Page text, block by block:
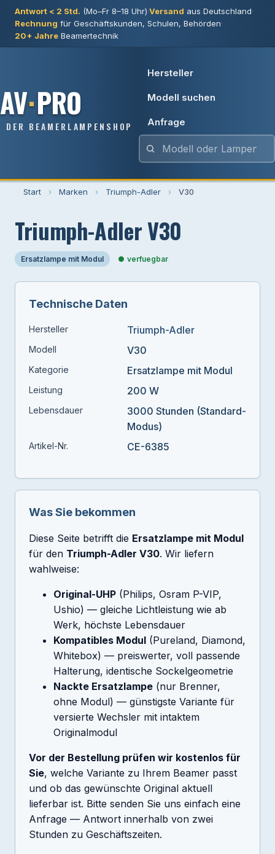
Antwort < 2 Std. (Mo–Fr 8–18 Uhr)·Versand aus Deutschland·
Rechnung für Geschäftskunden, Schulen, Behörden·
20+ Jahre Beamertechnik
AV·PRO
DER BEAMERLAMPENSHOP
Hersteller
Modell suchen
Anfrage
Start › Marken › Triumph-Adler › V30
Triumph-Adler V30
Ersatzlampe mit Modul verfuegbar
Technische Daten
Hersteller Triumph-Adler
Modell V30
Kategorie Ersatzlampe mit Modul
Leistung 200 W
Lebensdauer
3000 Stunden (Standard-
Modus)
Artikel-Nr. CE-6385
Was Sie bekommen
Diese Seite betrifft die Ersatzlampe mit Modul
für den Triumph-Adler V30. Wir liefern
wahlweise:
Original-UHP (Philips, Osram P-VIP,
Ushio) — gleiche Lichtleistung wie ab
Werk, höchste Lebensdauer
Kompatibles Modul (Pureland, Diamond,
Whitebox) — preiswerter, voll passende
Halterung, identische Sockelgeometrie
Nackte Ersatzlampe (nur Brenner,
ohne Modul) — günstigste Variante für
versierte Wechsler mit intaktem
Originalmodul
Vor der Bestellung prüfen wir kostenlos für
Sie, welche Variante zu Ihrem Beamer passt
und ob das gewünschte Original aktuell
lieferbar ist. Bitte senden Sie uns einfach eine
Anfrage — Antwort innerhalb von zwei
Stunden zu Geschäftszeiten.